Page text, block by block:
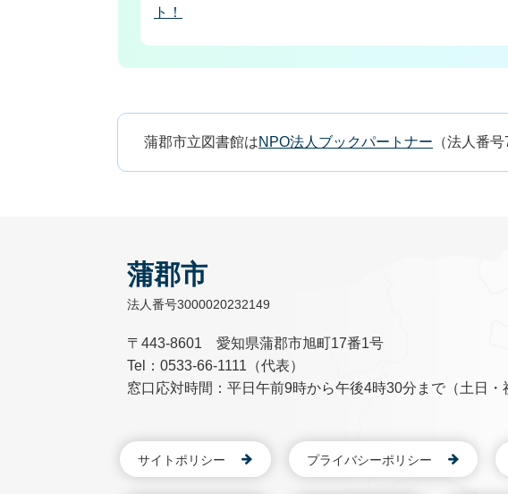
ト！
蒲郡市立図書館はNPO法人ブックパートナー （法人番
蒲郡市
法人番号3000020232149
〒443-8601 愛知県蒲郡市旭町17番1号
Tel：0533-66-1111（代表）
窓口応対時間：平日午前9時から午後4時30分まで（土日・
サイトポリシー プライバシーポリシー